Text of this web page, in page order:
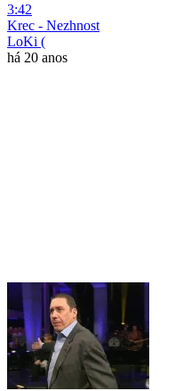
3:42
Krec - Nezhnost
LoKi (
há 20 anos